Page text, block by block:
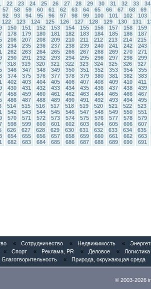
22 23 24 25 26 27 28 29 30 31 32 33 34
57 58 59 60 61 62 63 64 65 66 67 68 69
92 93 94 95 96 97 98 99 100 101 102 103
122 123 124 125 126 127 128 129 130 131
150 151 152 153 154 155 156 157 158 159
178 179 180 181 182 183 184 185 186 187
206 207 208 209 210 211 212 213 214 215
234 235 236 237 238 239 240 241 242 243
262 263 264 265 266 267 268 269 270 271
290 291 292 293 294 295 296 297 298 299
318 319 320 321 322 323 324 325 326 327
346 347 348 349 350 351 352 353 354 355
374 375 376 377 378 379 380 381 382 383
402 403 404 405 406 407 408 409 410 411
430 431 432 433 434 435 436 437 438 439
458 459 460 461 462 463 464 465 466 467
486 487 488 489 490 491 492 493 494 495
514 515 516 517 518 519 520 521 522 523
542 543 544 545 546 547 548 549 550 551
570 571 572 573 574 575 576 577 578 579
598 599 600 601 602 603 604 605 606 607
626 627 628 629 630 631 632 633 634 635
654 655 656 657 658 659 660 661 662 663
682 683 684 685 686 687 688 689 690 691
« Сотрудничество « Недвижимость «
« Спорт « Реклама, PR « Деловое «
Благотворительность « Природа, окружающая среда
© 2003-2026